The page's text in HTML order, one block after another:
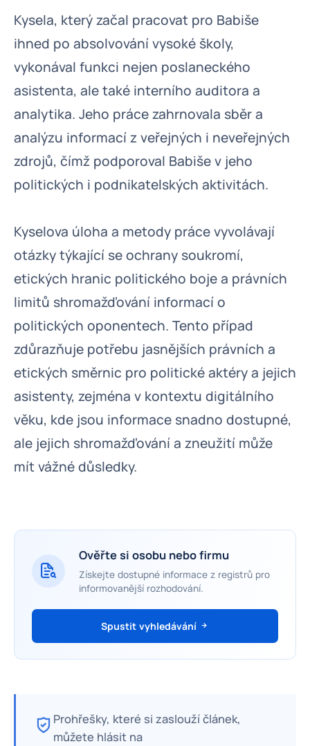
Kysela, který začal pracovat pro Babiše
ihned po absolvování vysoké školy,
vykonával funkci nejen poslaneckého
asistenta, ale také interního auditora a
analytika. Jeho práce zahrnovala sběr a
analýzu informací z veřejných i neveřejných
zdrojů, čímž podporoval Babiše v jeho
politických i podnikatelských aktivitách.
Kyselova úloha a metody práce vyvolávají
otázky týkající se ochrany soukromí,
etických hranic politického boje a právních
limitů shromažďování informací o
politických oponentech. Tento případ
zdůrazňuje potřebu jasnějších právních a
etických směrnic pro politické aktéry a jejich
asistenty, zejména v kontextu digitálního
věku, kde jsou informace snadno dostupné,
ale jejich shromažďování a zneužití může
mít vážné důsledky.
Ověřte si osobu nebo firmu
Získejte dostupné informace z registrů pro
informovanější rozhodování.
Spustit vyhledávání
Prohřešky, které si zaslouží článek,
můžete hlásit na